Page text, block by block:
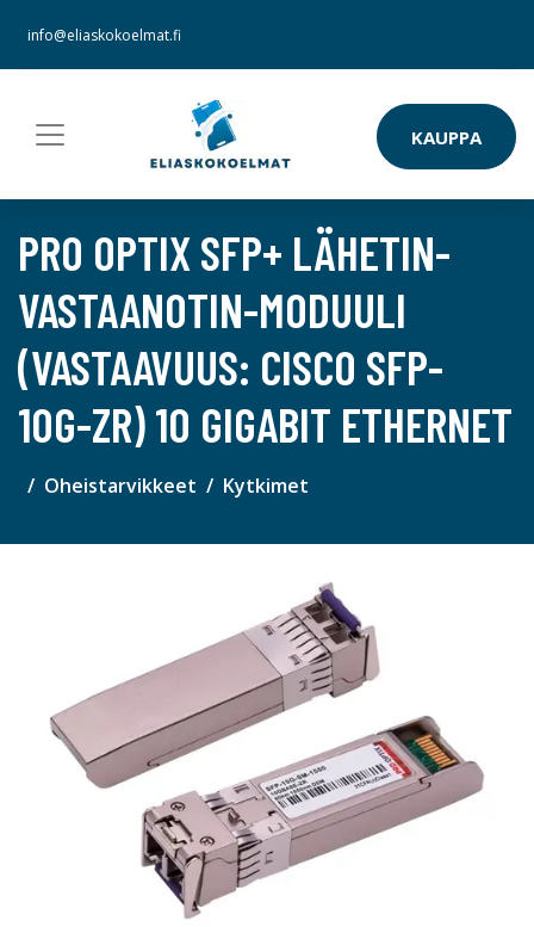
info@eliaskokoelmat.fi
KAUPPA
PRO OPTIX SFP+ LÄHETIN-
VASTAANOTIN-MODUULI
(VASTAAVUUS: CISCO SFP-
10G-ZR) 10 GIGABIT ETHERNET
Oheistarvikkeet Kytkimet